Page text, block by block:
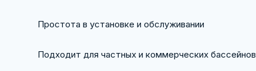
Простота в установке и обслуживании
Подходит для частных и коммерческих бассейнов